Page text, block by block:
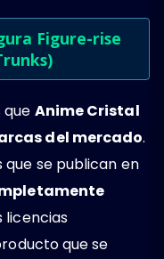
Figure-rise
que Anime Cristal
del mercado.
se publican en
licencias
que se